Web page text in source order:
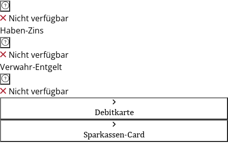
Nicht verfügbar
Haben-Zins
Nicht verfügbar
Verwahr-Entgelt
Nicht verfügbar
Debitkarte
Sparkassen-Card